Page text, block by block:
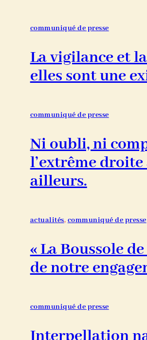
communiqué de presse
La vigilance et
elles sont une
communiqué de presse
Ni oubli, ni
l’extrême
ailleurs.
actualités, communiqué de presse
« La Boussole
de notre
communiqué de presse